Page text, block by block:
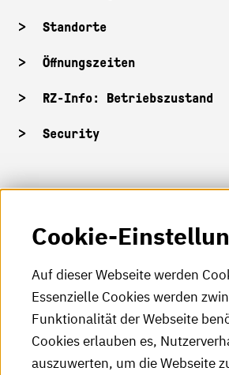
Standorte
Öffnungszeiten
RZ-Info: Betriebszustand
Security
HKA-Shop
HKA-Videos
HKA-Podcast
HKA-Publikationen
RSS-Feed
Cookie-
Auf dieser Webseite werden
Essenzielle Cookies werden
Funktionalität der Webseite
Cookies erlauben es,
auszuwerten, um die Webseite